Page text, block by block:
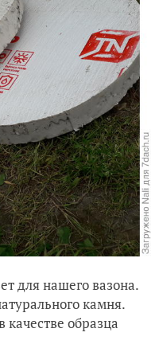
для нашего вазона.
камня.
образца